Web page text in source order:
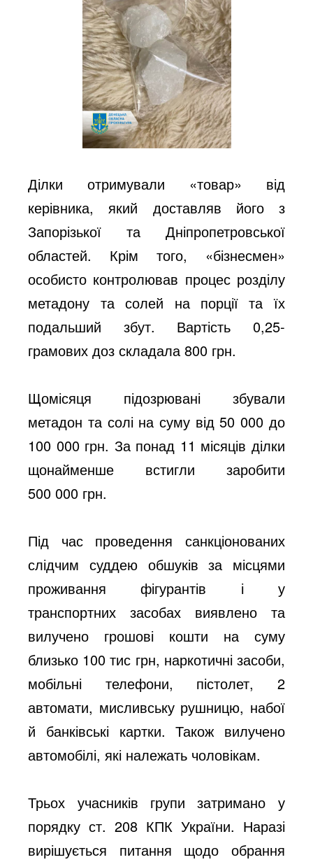
Ділки отримували «товар» від
керівника, який доставляв його з
Запорізької та Дніпропетровської
областей. Крім того, «бізнесмен»
особисто контролював процес розділу
метадону та солей на порції та їх
подальший збут. Вартість 0,25-
грамових доз складала 800 грн.
Щомісяця підозрювані збували
метадон та солі на суму від 50 000 до
100 000 грн. За понад 11 місяців ділки
щонайменше встигли заробити
500 000 грн.
Під час проведення санкціонованих
слідчим суддею обшуків за місцями
проживання фігурантів і у
транспортних засобах виявлено та
вилучено грошові кошти на суму
близько 100 тис грн, наркотичні засоби,
мобільні телефони, пістолет, 2
автомати, мисливську рушницю, набої
й банківські картки. Також вилучено
автомобілі, які належать чоловікам.
Трьох учасників групи затримано у
порядку ст. 208 КПК України. Наразі
вирішується питання щодо обрання